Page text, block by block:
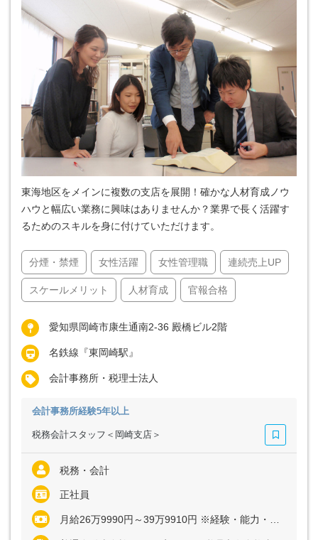
東海地区をメインに複数の支店を展開！確かな人材育成ノウ
ハウと幅広い業務に興味はありませんか？業界で長く活躍す
るためのスキルを身に付けていただけます。
分煙・禁煙 女性活躍 女性管理職 連続売上UP
スケールメリット 人材育成 官報合格
愛知県岡崎市康生通南2-36 殿橋ビル2階
名鉄線『東岡崎駅』
会計事務所・税理士法人
会計事務所経験5年以上
税務会計スタッフ＜岡崎支店＞
税務・会計
正社員
月給26万9990円～39万9910円 ※経験・能力・年齢など考慮の上、決定いたします ※上記に固定残業代（月2時間分＝3990円～5910円）を含む ※超過分は別途全額支給